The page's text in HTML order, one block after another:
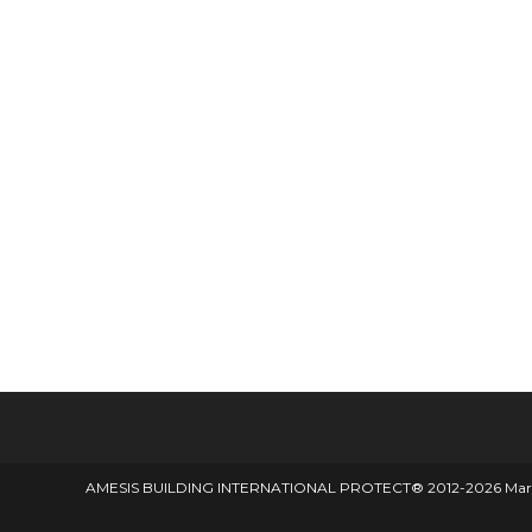
AMESIS BUILDING INTERNATIONAL PROTECT® 2012-2026